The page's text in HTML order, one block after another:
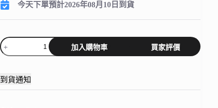
今天下單預計2026年08月10日到貨
VOOPOO
Vmate
Pro
電
子
加入購物車 買家評價
到貨通知